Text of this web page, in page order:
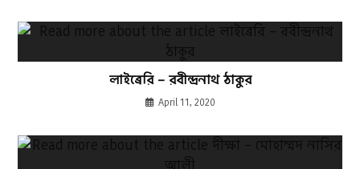
লাইব্রেরি – রবীন্দ্রনাথ ঠাকুর
April 11, 2020